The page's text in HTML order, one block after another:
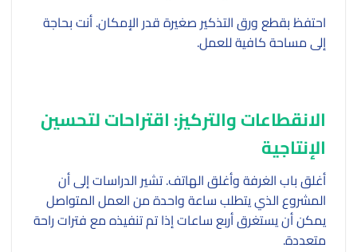
احتفظ بقطع ورق التذكير صغيرة قدر الإمكان. أنت بحاجة
إلى مساحة كافية للعمل.
الانقطاعات والتركيز: اقتراحات لتحسين
الإنتاجية
أغلق باب الغرفة وأغلق الهاتف. تشير الدراسات إلى أن
المشروع الذي يتطلب ساعة واحدة من العمل المتواصل
يمكن أن يستغرق أربع ساعات إذا تم تنفيذه مع فترات راحة
متعددة.